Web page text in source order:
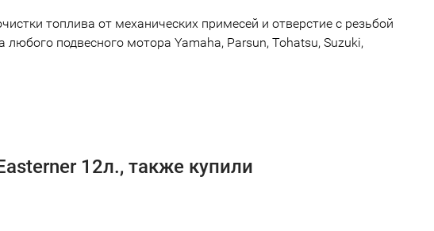
топлива от механических примесей и отверстие с резьбой
подвесного мотора Yamaha, Parsun, Tohatsu, Suzuki,
12л., также купили